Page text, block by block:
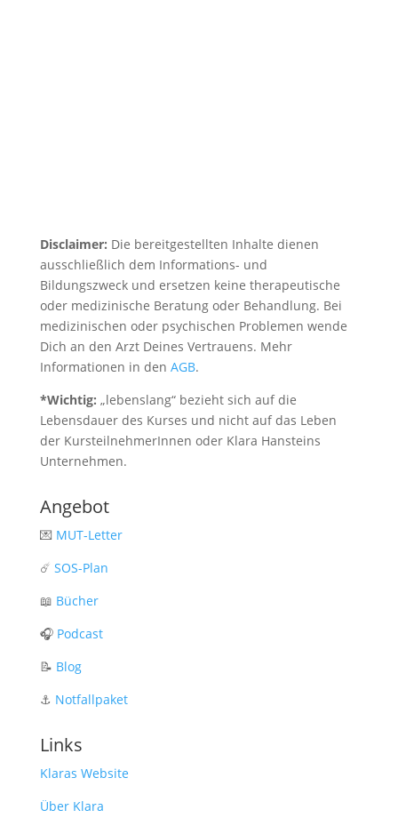
Disclaimer: Die bereitgestellten Inhalte dienen
ausschließlich dem Informations- und
Bildungszweck und ersetzen keine therapeutische
oder medizinische Beratung oder Behandlung. Bei
medizinischen oder psychischen Problemen wende
Dich an den Arzt Deines Vertrauens. Mehr
Informationen in den AGB.
*Wichtig: „lebenslang“ bezieht sich auf die
Lebensdauer des Kurses und nicht auf das Leben
der KursteilnehmerInnen oder Klara Hansteins
Unternehmen.
Angebot
💌 MUT-Letter
☄️ SOS-Plan
📖 Bücher
🎧 Podcast
📝 Blog
⚓️ Notfallpaket
Links
Klaras Website
Über Klara